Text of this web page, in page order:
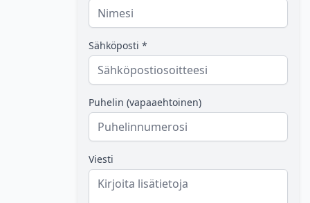
Sähköposti *
Puhelin (vapaaehtoinen)
Viesti